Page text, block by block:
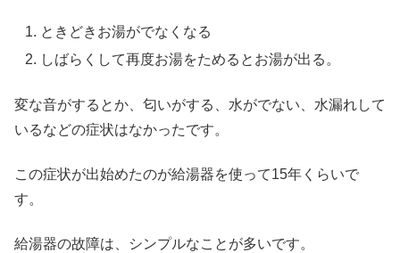
ときどきお湯がでなくなる
しばらくして再度お湯をためるとお湯が出る。
変な音がするとか、匂いがする、水がでない、水漏れして
いるなどの症状はなかったです。
この症状が出始めたのが給湯器を使って15年くらいで
す。
給湯器の故障は、シンプルなことが多いです。